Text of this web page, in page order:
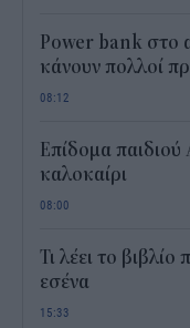
Power bank στο
κάνουν πολλοί
08:12
Επίδομα
καλοκαίρι
08:00
Τι λέει το βιβλίο
εσένα
15:33